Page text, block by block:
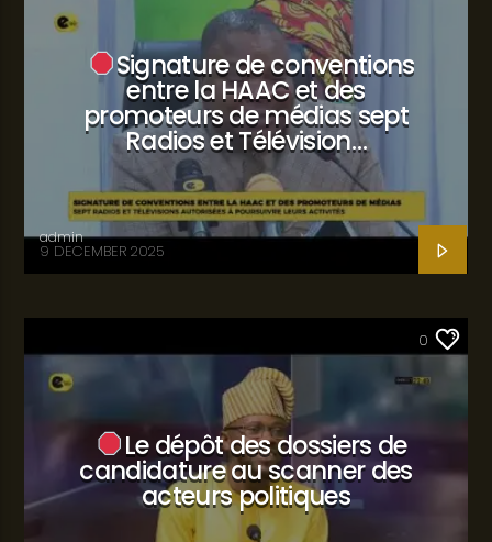
Signature de conventions
entre la HAAC et des
promoteurs de médias sept
Radios et Télévision…
admin
9 DECEMBER 2025
0
Le dépôt des dossiers de
candidature au scanner des
acteurs politiques